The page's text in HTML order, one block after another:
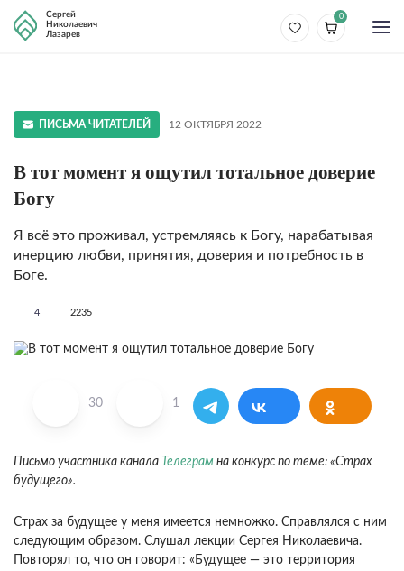
Сергей
Николаевич
Лазарев
0
ПИСЬМА ЧИТАТЕЛЕЙ 12 ОКТЯБРЯ 2022
В тот момент я ощутил тотальное доверие
Богу
Я всё это проживал, устремляясь к Богу, нарабатывая
инерцию любви, принятия, доверия и потребность в
Боге.
4 2235
30 1
Письмо участника канала Телеграм на конкурс по теме: «Страх
будущего».
Страх за будущее у меня имеется немножко. Справлялся с ним
следующим образом. Слушал лекции Сергея Николаевича.
Повторял то, что он говорит: «Будущее — это территория